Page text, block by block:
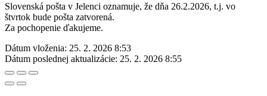
Slovenská pošta v Jelenci oznamuje, že dňa 26.2.2026, t.j. vo
štvrtok bude pošta zatvorená.
Za pochopenie ďakujeme.
Dátum vloženia: 25. 2. 2026 8:53
Dátum poslednej aktualizácie: 25. 2. 2026 8:55